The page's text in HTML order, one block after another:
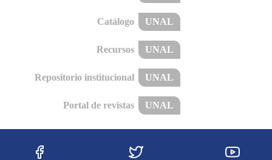
Catálogo UNAL
Recursos UNAL
Repositorio institucional UNAL
Portal de revistas UNAL